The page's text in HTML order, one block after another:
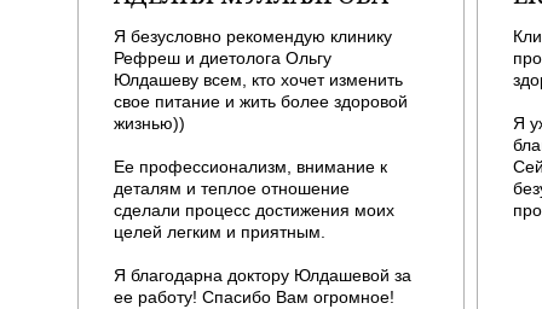
Я безусловно рекомендую клинику
Рефреш и диетолога Ольгу
Юлдашеву всем, кто хочет изменить
свое питание и жить более здоровой
жизнью))
Ее профессионализм, внимание к
деталям и теплое отношение
сделали процесс достижения моих
целей легким и приятным.
Я благодарна доктору Юлдашевой за
ее работу! Спасибо Вам огромное!
Я